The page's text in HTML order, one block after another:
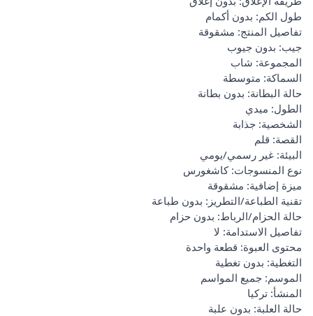
طول الكم: بدون أكمام
تفاصيل المنتج: مشقوقة
جيب: بدون جيوب
المجموعة: شاب
السماكة: متوسطة
حالة البطانة: بدون بطانة
الطول: ميدي
الشخصية: جذابة
القصة: قلم
البيئة: غير رسمي/يومي
نوع المنسوجات: كاشغورس
ميزة إضافية: مشقوقة
تقنية الطباعة/التطريز: بدون طباعة
حالة الحزام/الرباط: بدون حزام
تفاصيل الاستدامة: لا
محتوى العبوة: قطعة واحدة
التغطية: بدون تغطية
الموسم: جميع المواسم
المنشأ: تركيا
حالة العلبة: بدون علبة